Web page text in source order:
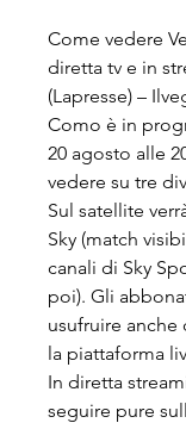
Come vedere
diretta tv e in
(Lapresse) –
Como è in
20 agosto alle
vedere su tre
Sul satellite
Sky (match
canali di Sky
poi). Gli
usufruire anche
la piattaforma
In diretta
seguire pure